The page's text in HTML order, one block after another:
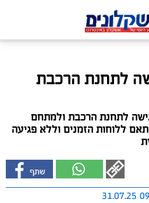
לתחנת הרכבת
לתחנת הרכבת ולמתחם
ללוחות הזמנים וללא פגיעה